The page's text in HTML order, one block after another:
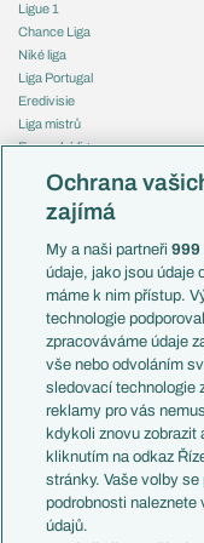
Ligue 1
Chance Liga
Niké liga
Liga Portugal
Eredivisie
Liga mistrů
Evropská liga
Mistrovství světa
Liga národů
Témata
Představení týmů MS
EuroSkauting
PL v kostce
Evropské koeficienty
Přestupy
Přestupové spekulace
Zranění
Kluby
Arsenal FC
Chelsea FC
Ochrana
zajímá
My a naši partneři999
údaje, jako jsou údaje
máme k nim přístup.
technologie
zpracováváme údaje
vše nebo odvoláním
sledovací technologie
reklamy pro vás
kdykoli znovu
kliknutím na odkaz
stránky. Vaše volby
podrobnosti
údajů.